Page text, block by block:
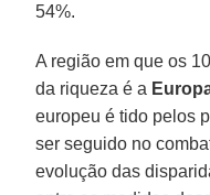
54%.
A região em que os
da riqueza é a
europeu é tido pelos
ser seguido no
evolução das